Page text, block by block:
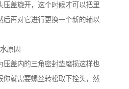
压盖旋开，这个时候才可以把里
后再对它进行更换一个新的辅以
原因
压盖内的三角密封垫磨损这样也
你就需要螺丝转松取下拴头，然